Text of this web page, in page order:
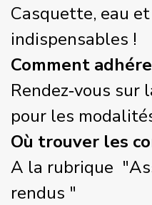
Casquette, eau
indispensables !
Comment
Rendez‑vous sur
pour les
Où trouver les
A la rubrique
rendus "